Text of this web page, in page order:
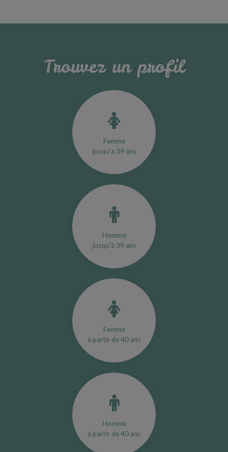
Trouvez un profil
Femme
jusqu'à 39 ans
Homme
jusqu'à 39 ans
Femme
à partir de 40 ans
Homme
à partir de 40 ans